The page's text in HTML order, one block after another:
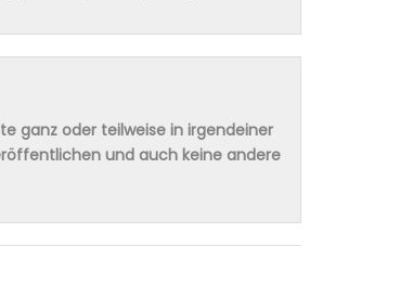
ganz oder teilweise in irgendeiner
und auch keine andere